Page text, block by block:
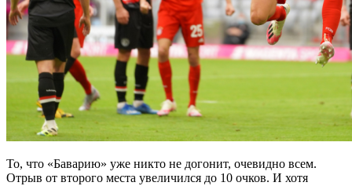
То, что «Баварию» уже никто не догонит, очевидно всем.
Отрыв от второго места увеличился до 10 очков. И хотя